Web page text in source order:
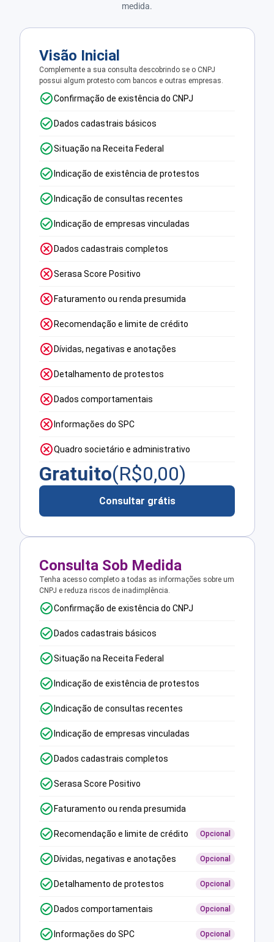
medida.
Visão Inicial
Complemente a sua consulta descobrindo se o CNPJ
possui algum protesto com bancos e outras empresas.
Confirmação de existência do CNPJ
Dados cadastrais básicos
Situação na Receita Federal
Indicação de existência de protestos
Indicação de consultas recentes
Indicação de empresas vinculadas
Dados cadastrais completos
Serasa Score Positivo
Faturamento ou renda presumida
Recomendação e limite de crédito
Dívidas, negativas e anotações
Detalhamento de protestos
Dados comportamentais
Informações do SPC
Quadro societário e administrativo
Gratuito(R$0,00)
Consultar grátis
Consulta Sob Medida
Tenha acesso completo a todas as informações sobre um
CNPJ e reduza riscos de inadimplência.
Confirmação de existência do CNPJ
Dados cadastrais básicos
Situação na Receita Federal
Indicação de existência de protestos
Indicação de consultas recentes
Indicação de empresas vinculadas
Dados cadastrais completos
Serasa Score Positivo
Faturamento ou renda presumida
Recomendação e limite de crédito Opcional
Dívidas, negativas e anotações Opcional
Detalhamento de protestos Opcional
Dados comportamentais Opcional
Informações do SPC Opcional